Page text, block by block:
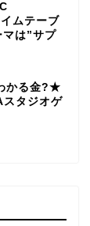
ムテーブ
は”サプ
かる金?★
タジオゲ